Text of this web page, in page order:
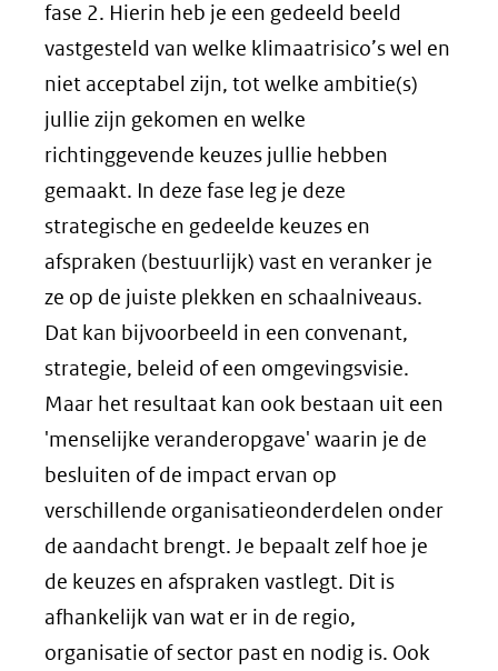
fase 2. Hierin heb je een gedeeld beeld
vastgesteld van welke klimaatrisico’s wel en
niet acceptabel zijn, tot welke ambitie(s)
jullie zijn gekomen en welke
richtinggevende keuzes jullie hebben
gemaakt. In deze fase leg je deze
strategische en gedeelde keuzes en
afspraken (bestuurlijk) vast en veranker je
ze op de juiste plekken en schaalniveaus.
Dat kan bijvoorbeeld in een convenant,
strategie, beleid of een omgevingsvisie.
Maar het resultaat kan ook bestaan uit een
'menselijke veranderopgave' waarin je de
besluiten of de impact ervan op
verschillende organisatieonderdelen onder
de aandacht brengt. Je bepaalt zelf hoe je
de keuzes en afspraken vastlegt. Dit is
afhankelijk van wat er in de regio,
organisatie of sector past en nodig is. Ook